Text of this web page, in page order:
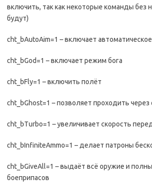
включить, так как некоторые команды без
будут)
cht_bAutoAim=1 – включает
cht_bGod=1 – включает режим бога
cht_bFly=1 – включить полёт
cht_bGhost=1 – позволяет проходить через
cht_bTurbo=1 – увеличивает скорость
cht_bInfiniteAmmo=1 – делает патроны
cht_bGiveAll=1 – выдаёт всё оружие и
боеприпасов